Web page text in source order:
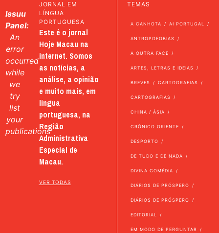
Issuu
Panel:
An
error
occurred
while
we
try
list
your
publications
JORNAL EM
LÍNGUA
PORTUGUESA
Este é o jornal
Hoje Macau na
internet. Somos
as notícias, a
análise, a opinião
e muito mais, em
língua
portuguesa, na
Região
Administrativa
Especial de
Macau.
VER TODAS
TEMAS
A CANHOTA AI PORTUGAL
ANTROPOFOBIAS
A OUTRA FACE
ARTES, LETRAS E IDEIAS
BREVES CARTOGRAFIAS
CARTOGRAFIAS
CHINA / ÁSIA
CRÓNICO ORIENTE
DESPORTO
DE TUDO E DE NADA
DIVINA COMÉDIA
DIÁRIOS DE PRÓSPERO
DIÁRIOS DE PRÓSPERO
EDITORIAL
EM MODO DE PERGUNTAR